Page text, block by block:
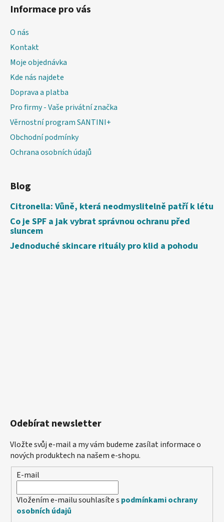
Informace pro vás
O nás
Kontakt
Moje objednávka
Kde nás najdete
Doprava a platba
Pro firmy - Vaše privátní značka
Věrnostní program SANTINI+
Obchodní podmínky
Ochrana osobních údajů
Blog
Citronella: Vůně, která neodmyslitelně patří k létu
Co je SPF a jak vybrat správnou ochranu před
sluncem
Jednoduché skincare rituály pro klid a pohodu
Odebírat newsletter
Vložte svůj e-mail a my vám budeme zasílat informace o
nových produktech na našem e-shopu.
E-mail
Vložením e-mailu souhlasíte s podmínkami ochrany
osobních údajů